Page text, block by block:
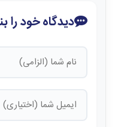
دیدگاه خود را